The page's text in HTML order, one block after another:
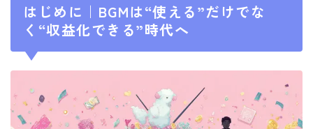
はじめに｜BGMは“使える”だけでな
く“収益化できる”時代へ